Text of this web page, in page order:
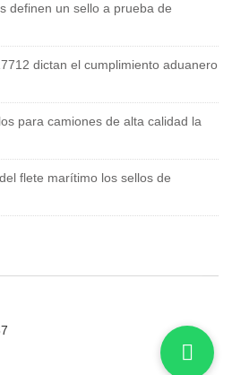
definen un sello a prueba de
dictan el cumplimiento aduanero
para camiones de alta calidad la
flete marítimo los sellos de